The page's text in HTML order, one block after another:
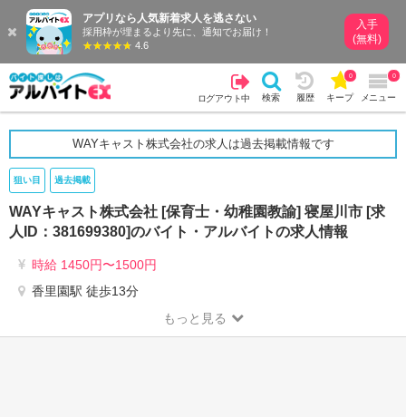
アプリなら人気新着求人を逃さない
採用枠が埋まるより先に、通知でお届け！
4.6
入手
(無料)
ログアウト中 検索 履歴 キープ
0
メニュー
0
WAYキャスト株式会社の求人は過去掲載情報です
狙い目 過去掲載
WAYキャスト株式会社 [保育士・幼稚園教諭] 寝屋川市 [求
人ID：381699380]のバイト・アルバイトの求人情報
時給 1450円〜1500円
香里園駅 徒歩13分
もっと見る